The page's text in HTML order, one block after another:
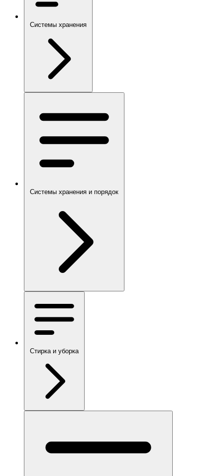
Системы хранения
Системы хранения и порядок
Стирка и уборка